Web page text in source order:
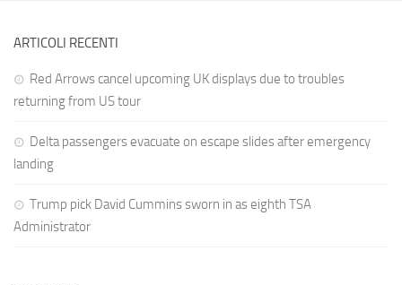
ARTICOLI RECENTI
Red Arrows cancel upcoming UK displays due to troubles
returning from US tour
Delta passengers evacuate on escape slides after emergency
landing
Trump pick David Cummins sworn in as eighth TSA
Administrator